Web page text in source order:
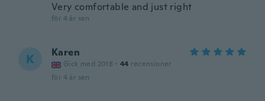
Very comfortable and just right
för 4 år sen
K Karen
Gick med 2018 · 44 recensioner
för 4 år sen